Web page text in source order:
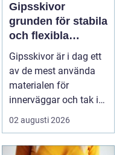
Gipsskivor
grunden för stabila
och flexibla
innerväggar
Gipsskivor är i dag ett
av de mest använda
materialen för
innerväggar och tak i
både bostäder och of...
02 augusti 2026